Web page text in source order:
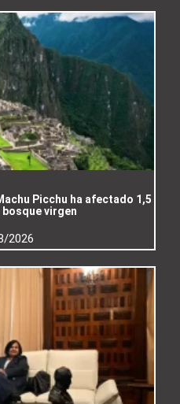
Picchu ha afectado 1,5
virgen
2026